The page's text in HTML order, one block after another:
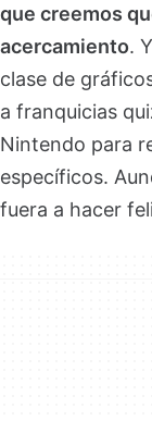
que creemos
acercamiento.
clase de
a franquicias
Nintendo para
específicos.
fuera a hacer